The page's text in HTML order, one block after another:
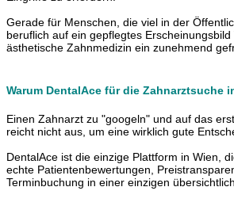
Gerade für Menschen, die viel in der
beruflich auf ein gepflegtes
ästhetische Zahnmedizin ein zunehmend
Warum DentalAce für die Zahnarztsuche
Einen Zahnarzt zu "googeln" und auf das
reicht nicht aus, um eine wirklich gute
DentalAce ist die einzige Plattform in Wien,
echte Patientenbewertungen,
Terminbuchung in einer einzigen